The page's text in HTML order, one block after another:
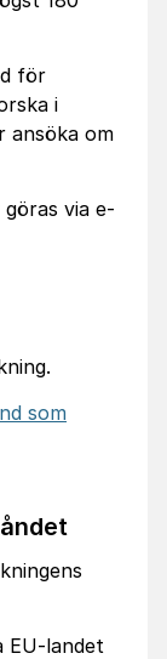
för
i
ansöka om
via e-
som
EU-landet